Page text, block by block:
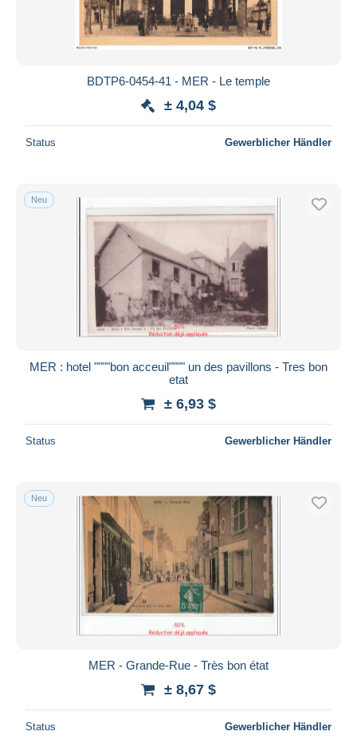
BDTP6-0454-41 - MER - Le temple
± 4,04 $
Status Gewerblicher Händler
Neu
MER : hotel """"bon acceuil"""" un des pavillons - Tres bon
etat
± 6,93 $
Status Gewerblicher Händler
Neu
MER - Grande-Rue - Très bon état
± 8,67 $
Status Gewerblicher Händler